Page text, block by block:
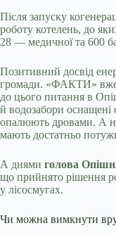
Після запуску
роботу котелень, до
28 ― медичної та 600
Позитивний досвід
громади. «ФАКТИ» вже
до цього питання в
й водозабори
опалюють дровами. А
мають достатньо
А днями голова
що прийнято рішення
у лісосмугах.
Чи можна вимкнути